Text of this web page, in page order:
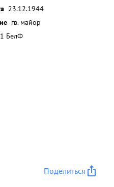
23.12.1944
гв. майор
1 БелФ
Поделиться